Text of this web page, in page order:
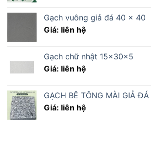
Gạch vuông giả đá 40 x 40
Giá: liên hệ
Gạch chữ nhật 15x30x5
Giá: liên hệ
GẠCH BÊ TÔNG MÀI GIẢ ĐÁ
Giá: liên hệ